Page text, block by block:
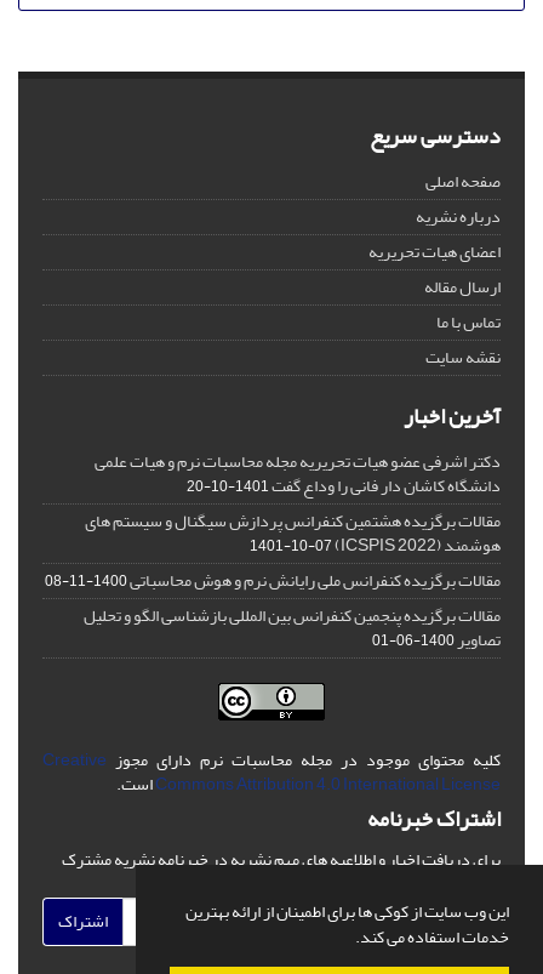
این وب سایت از کوکی ها برای اطمینان از ارائه بهترین
خدمات استفاده می کند.
دسترسی سریع
صفحه اصلی
درباره نشریه
اعضای هیات تحریریه
ارسال مقاله
تماس با ما
نقشه سایت
آخرین اخبار
دکتر اشرفی عضو هیات تحریریه مجله محاسبات نرم و هیات علمی
دانشگاه کاشان دار فانی را وداع گفت1401-10-20
مقالات برگزیده هشتمین کنفرانس پردازش سیگنال و سیستم های
هوشمند (ICSPIS 2022) 1401-10-07
مقالات برگزیده کنفرانس ملی رایانش نرم و هوش محاسباتی1400-11-08
مقالات برگزیده پنجمین کنفرانس بین المللی بازشناسی الگو و تحلیل
تصاویر1400-06-01
کلیه محتوای موجود در مجله محاسبات نرم دارای مجوز Creative
Commons Attribution 4.0 International Licenseاست.
اشتراک خبرنامه
برای دریافت اخبار و اطلاعیه های مهم نشریه در خبرنامه نشریه مشترک
اشتراک